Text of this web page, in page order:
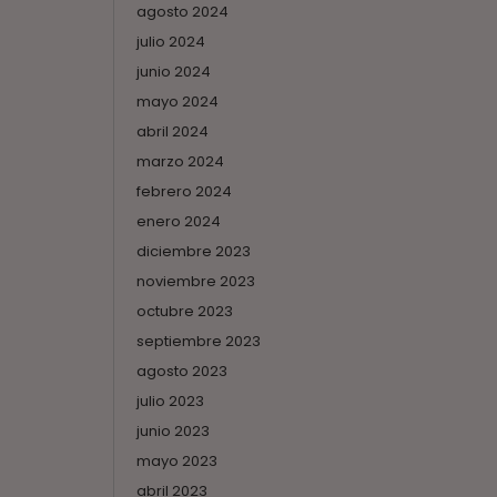
agosto 2024
julio 2024
junio 2024
mayo 2024
abril 2024
marzo 2024
febrero 2024
enero 2024
diciembre 2023
noviembre 2023
octubre 2023
septiembre 2023
agosto 2023
julio 2023
junio 2023
mayo 2023
abril 2023